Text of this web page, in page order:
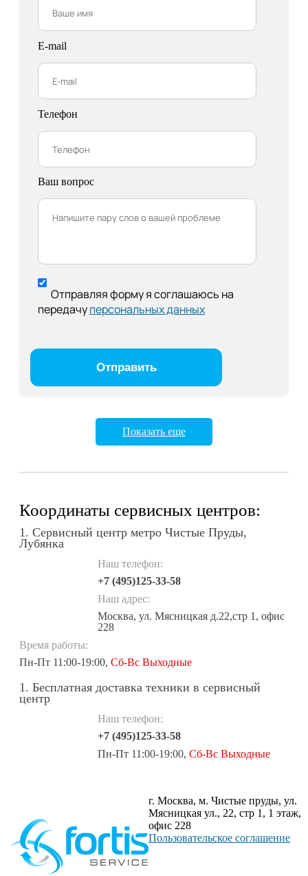
E-mail
Телефон
Ваш вопрос
Отправляя форму я соглашаюсь на
передачуперсональных данных
Показать еще
Координаты сервисных центров:
1. Сервисный центр метро Чистые Пруды,
Лубянка
Наш телефон:
+7 (495)125-33-58
Наш адрес:
Москва, ул. Мясницкая д.22,стр 1, офис
228
Время работы:
Пн-Пт 11:00-19:00, Сб-Вс Выходные
1. Бесплатная доставка техники в сервисный
центр
Наш телефон:
+7 (495)125-33-58
Пн-Пт 11:00-19:00, Сб-Вс Выходные
г. Москва, м. Чистые пруды, ул.
Мясницкая ул., 22, стр 1, 1 этаж,
офис 228
Пользовательское соглашение